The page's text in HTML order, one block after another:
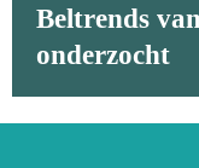
Beltrends
onderzocht